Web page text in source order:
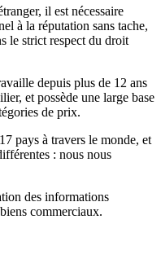
il est nécessaire
à la réputation sans tache,
le strict respect du droit
depuis plus de 12 ans
et possède une large base
de prix.
pays à travers le monde, et
: nous nous
des informations
commerciaux.